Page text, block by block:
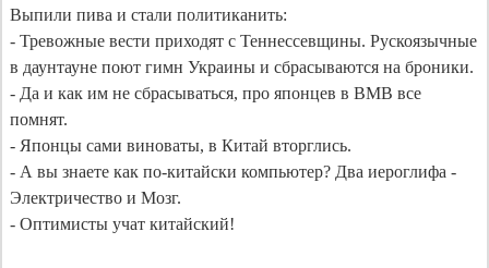
Выпили пива и стали политиканить:
- Тревожные вести приходят с Теннессевщины. Рускоязычные
в даунтауне поют гимн Украины и сбрасываются на броники.
- Да и как им не сбрасываться, про японцев в ВМВ все
помнят.
- Японцы сами виноваты, в Китай вторглись.
- А вы знаете как по-китайски компьютер? Два иероглифа -
Электричество и Мозг.
- Оптимисты учат китайский!